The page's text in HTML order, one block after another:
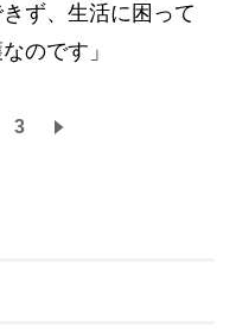
ず、生活に困って
のです」
3